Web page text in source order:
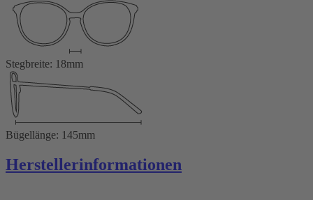
Stegbreite: 18mm
Bügellänge: 145mm
Herstellerinformationen